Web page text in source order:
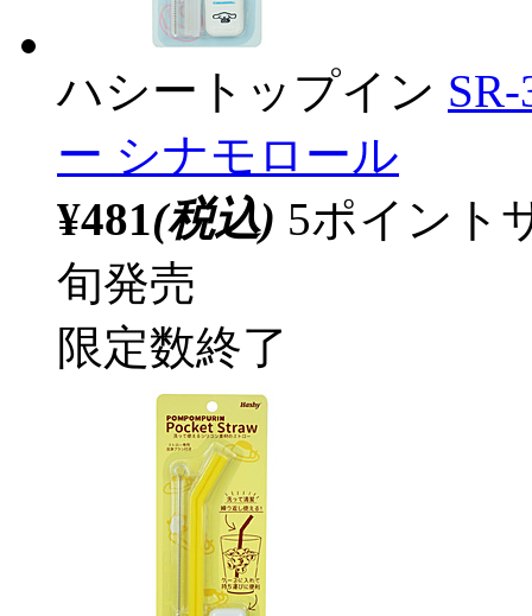
ハシートップイン
ー シナモロール
¥481(税込) 5ポイント
旬発売
限定数終了